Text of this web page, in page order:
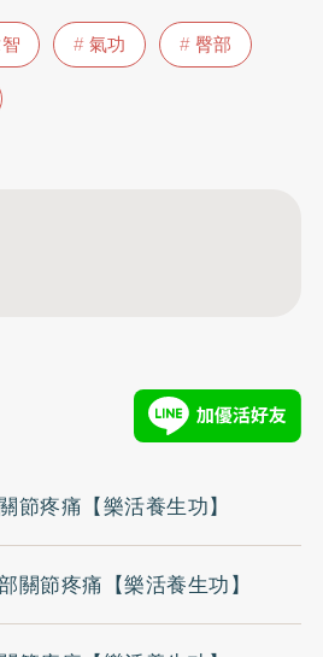
氣功
臀部
節疼痛【樂活養生功】
關節疼痛【樂活養生功】